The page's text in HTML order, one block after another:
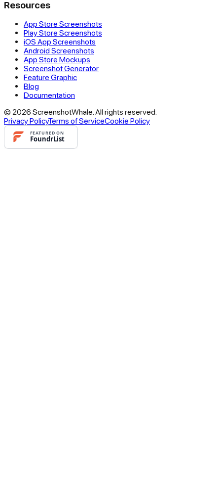
Resources
App Store Screenshots
Play Store Screenshots
iOS App Screenshots
Android Screenshots
App Store Mockups
Screenshot Generator
Feature Graphic
Blog
Documentation
© 2026 ScreenshotWhale. All rights reserved.
Privacy PolicyTerms of ServiceCookie Policy